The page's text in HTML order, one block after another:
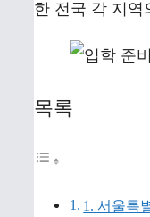
한 전국 각 지역
목록
1. 서울특